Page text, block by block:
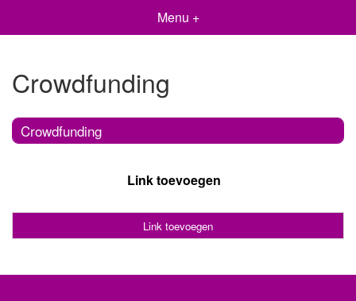
Menu +
Crowdfunding
Crowdfunding
Link toevoegen
Link toevoegen